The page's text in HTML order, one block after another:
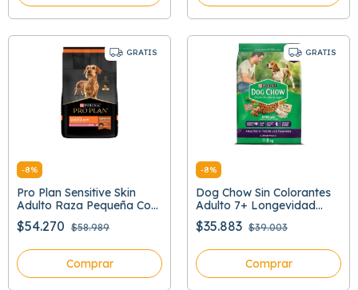
GRATIS
-8%
Pro Plan Sensitive Skin
Adulto Raza Pequeña Con
Optiderma
$54.270 $58.989
Comprar
GRATIS
-8%
Dog Chow Sin Colorantes
Adulto 7+ Longevidad
Todos Los Tamaños
$35.883 $39.003
Comprar